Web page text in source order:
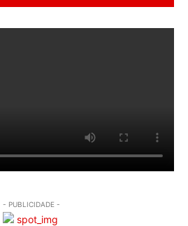
- PUBLICIDADE -